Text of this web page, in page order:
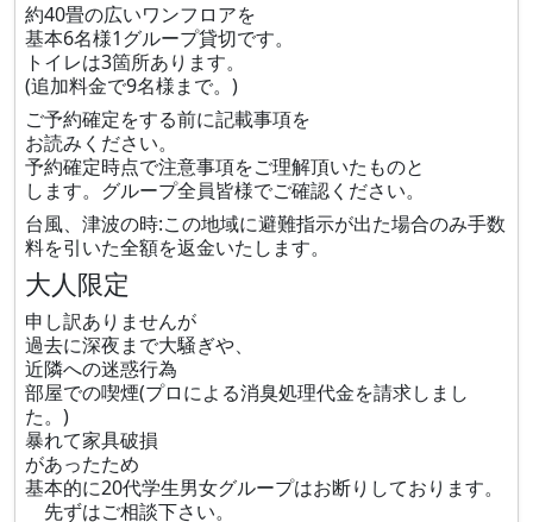
約40畳の広いワンフロアを
基本6名様1グループ貸切です。
トイレは3箇所あります。
(追加料金で9名様まで。)
ご予約確定をする前に記載事項を
お読みください。
予約確定時点で注意事項をご理解頂いたものと
します。グループ全員皆様でご確認ください。
台風、津波の時:この地域に避難指示が出た場合のみ手数
料を引いた全額を返金いたします。
大人限定
申し訳ありませんが
過去に深夜まで大騒ぎや、
近隣への迷惑行為
部屋での喫煙(プロによる消臭処理代金を請求しまし
た。)
暴れて家具破損
があったため
基本的に20代学生男女グループはお断りしております。
先ずはご相談下さい。